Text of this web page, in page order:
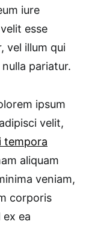
iure
esse
vel illum qui
pariatur.
ipsum
velit,
tempora
aliquam
veniam,
corporis
ea